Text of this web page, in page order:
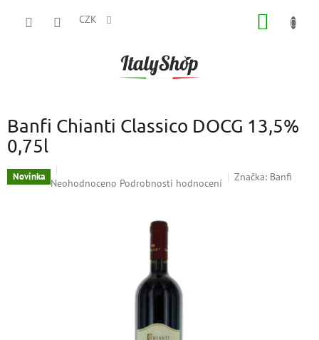
CZK
Banfi Chianti Classico DOCG 13,5%
0,75l
Novinka Průměrné
Neohodnoceno Podrobnosti hodnocení
Značka: Banfi